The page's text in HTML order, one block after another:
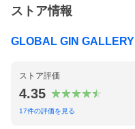
ストア情報
GLOBAL GIN GALLERY
ストア評価
4.35
17件の評価を見る